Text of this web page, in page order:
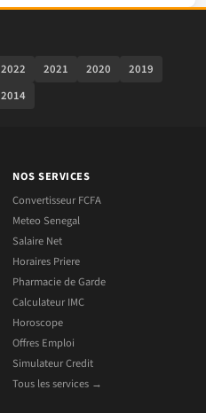
2022 2021 2020
2019
2014
NOS SERVICES
Convertisseur FCFA
Meteo Senegal
Salaire Net
Horaires Priere
Pharmacie de Garde
Calculateur IMC
Horoscope
Offres Emploi
Simulateur Credit
Tous les services →